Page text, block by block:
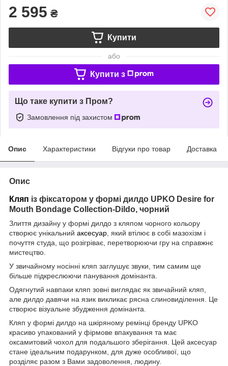
2 595 ₴
Купити
або
Купити з
Що таке купити з Пром?
Замовлення під захистом
Опис Характеристики Відгуки про товар Доставка
Опис
Кляп із фіксатором у формі дилдо UPKO Desire for
Mouth Bondage Collection-Dildo, чорний
Злиття дизайну у формі дилдо з кляпом чорного кольору
створює унікальний аксесуар , який втілює в собі мазохізм і
почуття студа, що розігріває, перетворюючи гру на справжнє
мистецтво.
У звичайному носінні кляп заглушує звуки, тим самим ще
більше підкреслюючи панування домінанта.
Одягнутий навпаки кляп зовні виглядає як звичайний кляп,
але дилдо давячи на язик викликає рясна слиновиділення. Це
створює візуальне збудження домінанта.
Кляп у формі дилдо на шкіряному ремінці бренду UPKO
красиво упакований у фірмове впакування та має
оксамитовий чохол для подальшого зберігання. Цей аксесуар
стане ідеальним подарунком, для дуже особливої, що
розділяє разом з Вами задоволення, людину.